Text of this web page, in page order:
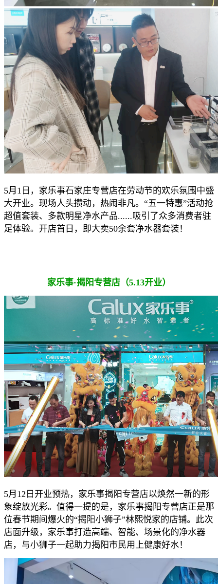
5月1日，家乐事石家庄专营店在劳动节的欢乐氛围中盛
大开业。现场人头攒动，热闹非凡。“五一特惠”活动抢
超值套装、多款明星净水产品......吸引了众多消费者驻
足体验。开店首日，即大卖50余套净水器套装！
家乐事·揭阳专营店（5.13开业）
5月12日开业预热，家乐事揭阳专营店以焕然一新的形
象绽放光彩。值得一提的是，家乐事揭阳专营店正是那
位春节期间爆火的“揭阳小狮子”林熙悦家的店铺。此次
店面升级，家乐事打造高端、智能、场景化的净水器
店，与小狮子一起助力揭阳市民用上健康好水！